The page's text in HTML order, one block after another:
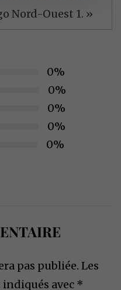
Nord-Ouest 1. »
0%
0%
0%
0%
0%
pas publiée. Les
avec *